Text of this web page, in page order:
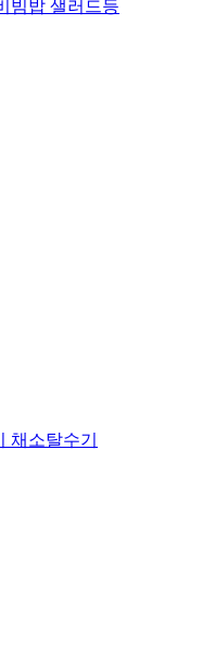
빔밥 샐러드등
채소탈수기